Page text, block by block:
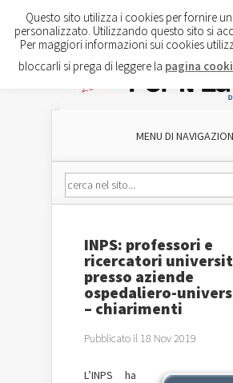
MENU DI
INPS: professori e
ricercatori
presso aziende
ospedaliero-
– chiarimenti
Pubblicato il 18 Nov 2019
L’INPS ha
Questo sito utilizza i cookies per fornire
personalizzato. Utilizzando questo sito si
Per maggiori informazioni sui cookies
bloccarli si prega di leggere la pagina